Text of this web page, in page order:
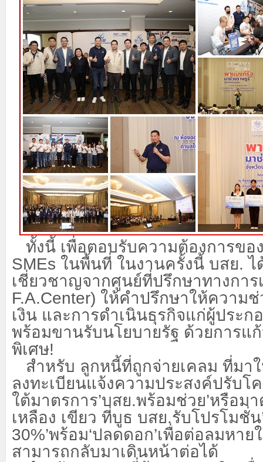
ทั้งนี้ เพื่อตอบรับความต้องการขอ
SMEs ในพื้นที่ ในงานครั้งนี้ บสย. ไ
เชี่ยวชาญจากศูนย์ที่ปรึกษาทางการ
F.A.Center) ให้คำปรึกษาให้ความ
เงิน และการดำเนินธุรกิจแก่ผู้ประก
พร้อมขานรับนโยบายรัฐ ด้วยการแ
พิเศษ!
สำหรับ ลูกหนี้ที่ถูกจ่ายเคลม ที่มา
ลงทะเบียนแจ้งความประสงค์ปรับโ
ใต้มาตรการ’บสย.พร้อมช่วย’หรือม
เหลือง เขียว ที่บูธ บสย.รับโปรโมชั่
30%’พร้อม‘ปลดดอก’เพื่อต่อลมหาย
สามารถกลับมาเดินหน้าต่อได้